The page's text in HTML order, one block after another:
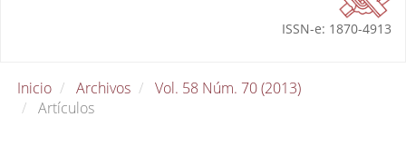
ISSN-e: 1870-4913
Inicio Archivos
Vol. 58 Núm. 70 (2013)
Artículos